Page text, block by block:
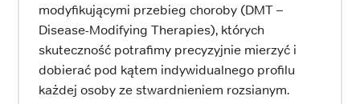
modyfikującymi przebieg choroby (DMT –
Disease-Modifying Therapies), których
skuteczność potrafimy precyzyjnie mierzyć i
dobierać pod kątem indywidualnego profilu
każdej osoby ze stwardnieniem rozsianym.